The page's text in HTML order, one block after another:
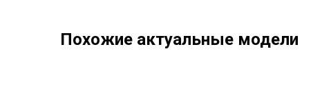
Похожие актуальные модели